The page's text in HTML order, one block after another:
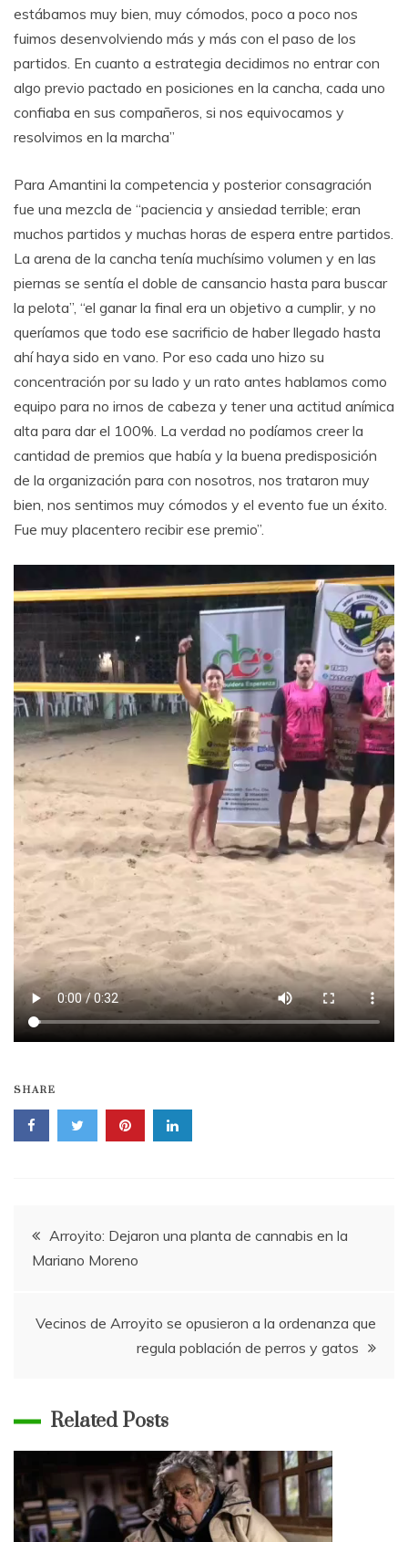
estábamos muy bien, muy cómodos, poco a poco nos
fuimos desenvolviendo más y más con el paso de los
partidos. En cuanto a estrategia decidimos no entrar con
algo previo pactado en posiciones en la cancha, cada uno
confiaba en sus compañeros, si nos equivocamos y
resolvimos en la marcha”
Para Amantini la competencia y posterior consagración
fue una mezcla de “paciencia y ansiedad terrible; eran
muchos partidos y muchas horas de espera entre partidos.
La arena de la cancha tenía muchísimo volumen y en las
piernas se sentía el doble de cansancio hasta para buscar
la pelota”, “el ganar la final era un objetivo a cumplir, y no
queríamos que todo ese sacrificio de haber llegado hasta
ahí haya sido en vano. Por eso cada uno hizo su
concentración por su lado y un rato antes hablamos como
equipo para no irnos de cabeza y tener una actitud anímica
alta para dar el 100%. La verdad no podíamos creer la
cantidad de premios que había y la buena predisposición
de la organización para con nosotros, nos trataron muy
bien, nos sentimos muy cómodos y el evento fue un éxito.
Fue muy placentero recibir ese premio”.
SHARE
Navegación
de
entradas
Arroyito: Dejaron una planta de cannabis en la
Mariano Moreno
Vecinos de Arroyito se opusieron a la ordenanza que
regula población de perros y gatos
Related Posts